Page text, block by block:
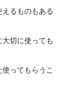
るものもある
切に使っても
ってもらうこ